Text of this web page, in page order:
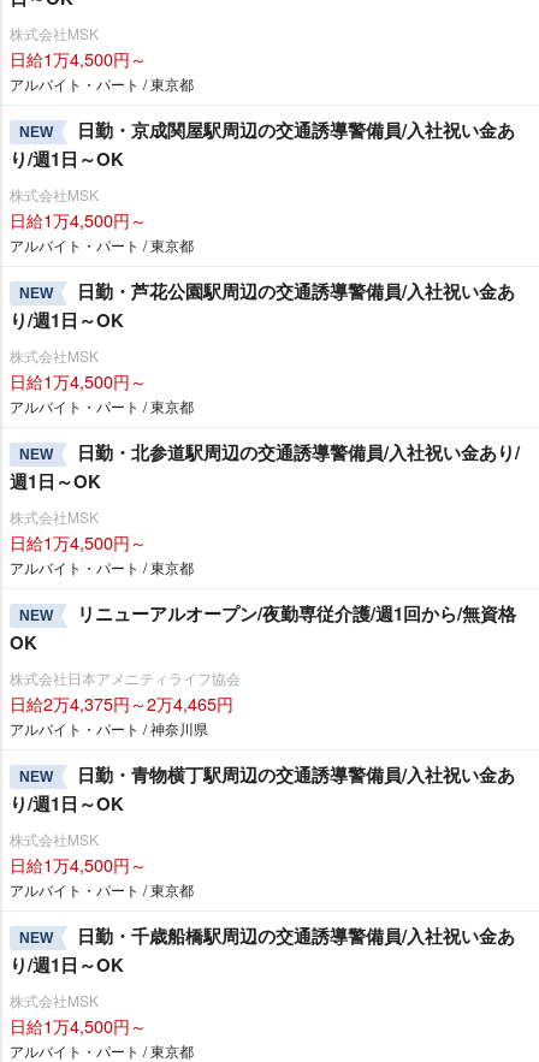
株式会社MSK
日給1万4,500円～
アルバイト・パート / 東京都
NEW
日勤・京成関屋駅周辺の交通誘導警備員/入社祝い金あ
り/週1日～OK
株式会社MSK
日給1万4,500円～
アルバイト・パート / 東京都
NEW
日勤・芦花公園駅周辺の交通誘導警備員/入社祝い金あ
り/週1日～OK
株式会社MSK
日給1万4,500円～
アルバイト・パート / 東京都
NEW
日勤・北参道駅周辺の交通誘導警備員/入社祝い金あり/
週1日～OK
株式会社MSK
日給1万4,500円～
アルバイト・パート / 東京都
NEW
リニューアルオープン/夜勤専従介護/週1回から/無資格
OK
株式会社日本アメニティライフ協会
日給2万4,375円～2万4,465円
アルバイト・パート / 神奈川県
NEW
日勤・青物横丁駅周辺の交通誘導警備員/入社祝い金あ
り/週1日～OK
株式会社MSK
日給1万4,500円～
アルバイト・パート / 東京都
NEW
日勤・千歳船橋駅周辺の交通誘導警備員/入社祝い金あ
り/週1日～OK
株式会社MSK
日給1万4,500円～
アルバイト・パート / 東京都